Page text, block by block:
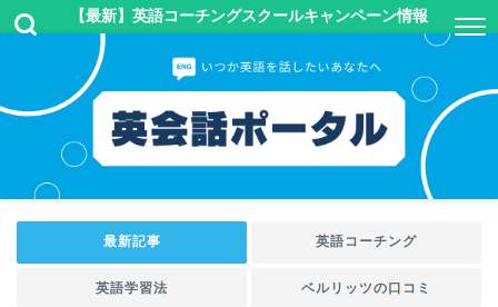
【最新】英語コーチングスクールキャンペーン情報
最新記事 英語コーチング
英語学習法 ベルリッツの口コミ